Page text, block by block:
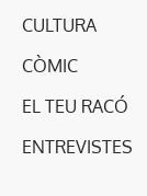
CULTURA
CÒMIC
EL TEU RACÓ
ENTREVISTES